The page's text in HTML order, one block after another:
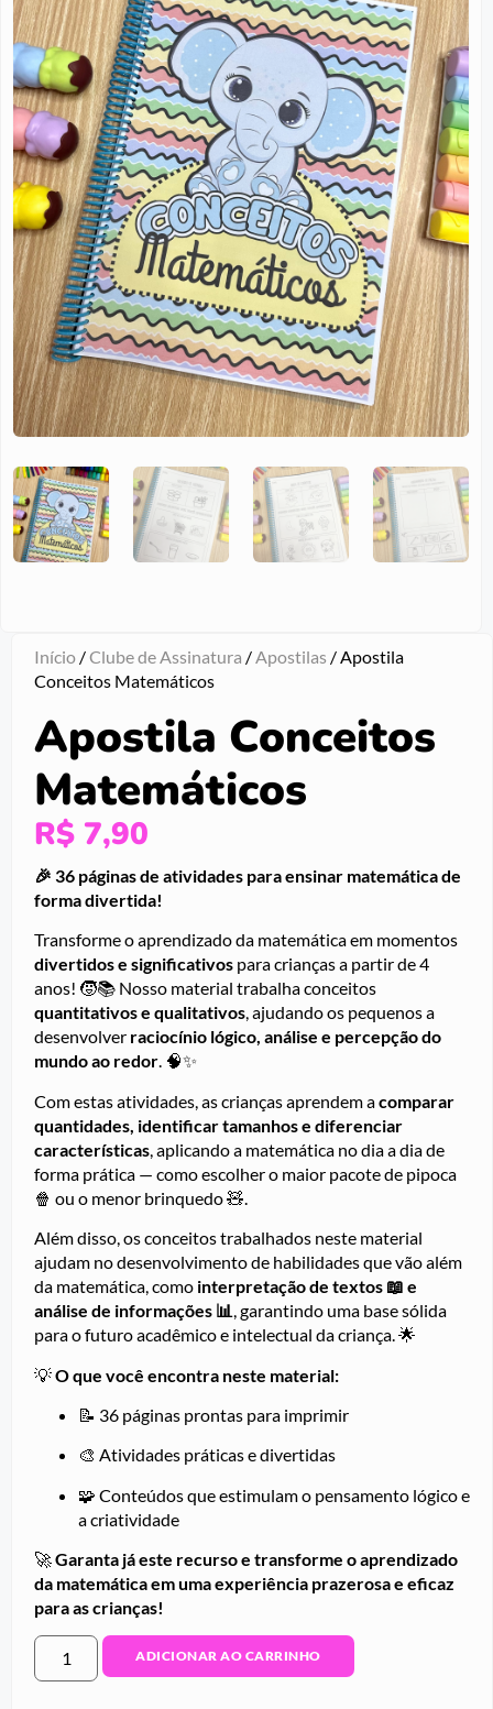
Início /Clube de Assinatura /Apostilas / Apostila
Conceitos Matemáticos
Apostila Conceitos
Matemáticos
R$ 7,90
🎉 36 páginas de atividades para ensinar matemática de
forma divertida!
Transforme o aprendizado da matemática em momentos
divertidos e significativos para crianças a partir de 4
anos! 🧒📚 Nosso material trabalha conceitos
quantitativos e qualitativos, ajudando os pequenos a
desenvolver raciocínio lógico, análise e percepção do
mundo ao redor. 🧠✨
Com estas atividades, as crianças aprendem acomparar
quantidades, identificar tamanhos e diferenciar
características , aplicando a matemática no dia a dia de
forma prática — como escolher o maior pacote de pipoca
🍿 ou o menor brinquedo 🧸.
Além disso, os conceitos trabalhados neste material
ajudam no desenvolvimento de habilidades que vão além
da matemática, como interpretação de textos 📖 e
análise de informações 📊, garantindo uma base sólida
para o futuro acadêmico e intelectual da criança. 🌟
💡O que você encontra neste material:
📝 36 páginas prontas para imprimir
🎨 Atividades práticas e divertidas
🧩 Conteúdos que estimulam o pensamento lógico e
a criatividade
🚀Garanta já este recurso e transforme o aprendizado
da matemática em uma experiência prazerosa e eficaz
para as crianças!
ADICIONAR AO CARRINHO